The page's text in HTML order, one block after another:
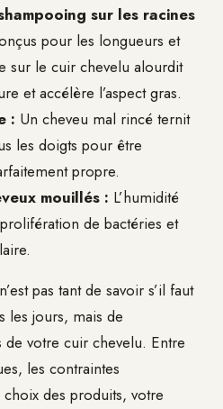
sur les racines
pour les longueurs et
sur le cuir chevelu alourdit
et accélère l’aspect gras.
: Un cheveu mal rincé ternit
les doigts pour être
propre.
mouillés : L’humidité
de bactéries et
pas tant de savoir s’il faut
les jours, mais de
votre cuir chevelu. Entre
les contraintes
des produits, votre